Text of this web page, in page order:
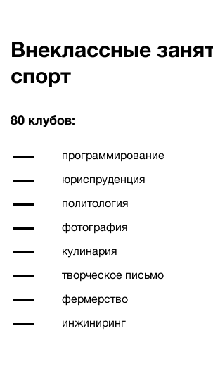
Внеклассные
спорт
80 клубов:
программирование
юриспруденция
политология
фотография
кулинария
творческое письмо
фермерство
инжиниринг